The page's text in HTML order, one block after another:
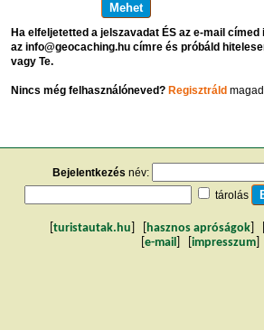
Ha elfeljetetted a jelszavadat ÉS az e-mail
az info@geocaching.hu címre és próbáld
vagy Te.
Nincs még felhasználóneved? Regisztráld
Bejelentkezés név:
tárolás
turistautak.hu hasznos apróságok
e-mail impresszum]